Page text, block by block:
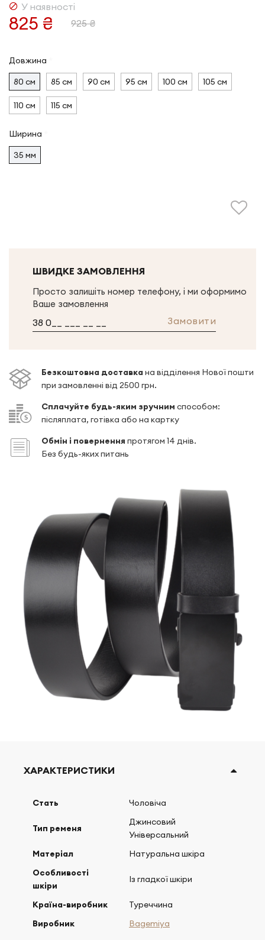
825 ₴ 925 ₴
У наявності
Довжина
80 см
85 см 90 см 95 см 100 см 105 см
110 см 115 см
Ширина
35 мм
ШВИДКЕ ЗАМОВЛЕННЯ
Просто залишіть номер телефону, і ми оформимо
Ваше замовлення
Замовити
Безкоштовна доставкана відділення Нової пошти
при замовленні від 2500 грн.
Сплачуйте будь-яким зручним способом:
післяплата, готівка або на картку
Обмін і повернення протягом 14 днів.
Без будь-яких питань
ХАРАКТЕРИСТИКИ
Стать Чоловіча
Тип ременя
Джинсовий
Універсальний
Матеріал
Натуральна шкіра
Особливості
шкіри
Із гладкої шкіри
Країна-виробник
Туреччина
Виробник
Bagemiya